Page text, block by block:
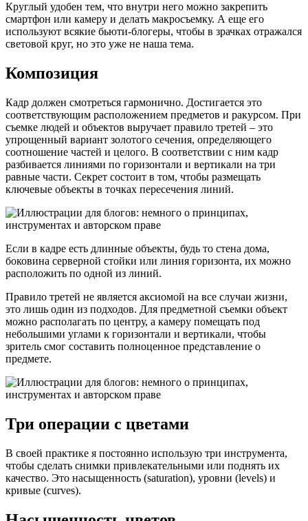
Круглый удобен тем, что внутри него можно закрепить
смартфон или камеру и делать макросъемку. А еще его
используют всякие бьюти-блогеры, чтобы в зрачках отражался
световой круг, но это уже не наша тема.
Композиция
Кадр должен смотреться гармонично. Достигается это
соответствующим расположением предметов и ракурсом. При
съемке людей и объектов выручает правило третей – это
упрощенный вариант золотого сечения, определяющего
соотношение частей и целого. В соответствии с ним кадр
разбивается линиями по горизонтали и вертикали на три
равные части. Секрет состоит в том, чтобы размещать
ключевые объекты в точках пересечения линий.
Если в кадре есть длинные объекты, будь то стена дома,
боковина серверной стойки или линия горизонта, их можно
расположить по одной из линий.
Правило третей не является аксиомой на все случаи жизни,
это лишь один из подходов. Для предметной съемки объект
можно располагать по центру, а камеру помещать под
небольшими углами к горизонтали и вертикали, чтобы
зритель смог составить полноценное представление о
предмете.
Три операции с цветами
В своей практике я постоянно использую три инструмента,
чтобы сделать снимки привлекательными или поднять их
качество. Это насыщенность (saturation), уровни (levels) и
кривые (curves).